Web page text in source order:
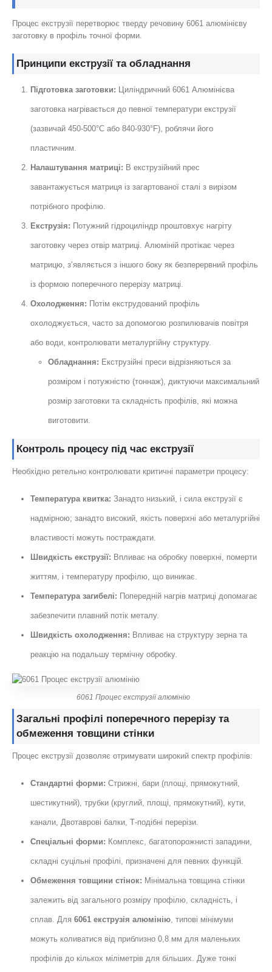
Процес екструзії перетворює тверду речовину 6061 алюмінієву
заготовку в профіль точної форми.
Принципи екструзії та обладнання
Підготовка заготовки: Циліндричний 6061 Алюмінієва
заготовка нагрівається до певної температури екструзії
(зазвичай 450-500°C або 840-930°F), роблячи його
пластичним.
Налаштування матриці: В екструзійний прес
завантажується матриця із загартованої сталі з вирізом
потрібного профілю.
Екструзія: Потужний гідроциліндр проштовхує нагріту
заготовку через отвір матриці. Алюміній протікає через
матрицю, з’являється з іншого боку як безперервний профіль
із формою поперечного перерізу матриці.
Охолодження: Потім екструдований профіль
охолоджується, часто за допомогою розпилювачів повітря
або води, контролювати металургійну структуру.
Обладнання: Екструзійні преси відрізняються за
розміром і потужністю (тоннаж), диктуючи максимальний
розмір заготовки та складність профілів, які можна
виготовити.
Контроль процесу під час екструзії
Необхідно ретельно контролювати критичні параметри процесу:
Температура квитка: Занадто низький, і сила екструзії є
надмірною; занадто високий, якість поверхні або металургійні
властивості можуть постраждати.
Швидкість екструзії: Впливає на обробку поверхні, померти
життям, і температуру профілю, що виникає.
Температура загибелі: Попередній нагрів матриці допомагає
забезпечити плавний потік металу.
Швидкість охолодження: Впливає на структуру зерна та
реакцію на подальшу термічну обробку.
6061 Процес екструзії алюмінію
Загальні профілі поперечного перерізу та
обмеження товщини стінки
Процес екструзії дозволяє отримувати широкий спектр профілів:
Стандартні форми: Стрижні, бари (площі, прямокутний,
шестикутний), трубки (круглий, площі, прямокутний), кути,
канали, Двотаврові балки, Т-подібні перерізи.
Спеціальні форми: Комплекс, багатопорожнисті западини,
складні суцільні профілі, призначені для певних функцій.
Обмеження товщини стінок: Мінімальна товщина стінки
залежить від загального розміру профілю, складність, і
сплав. Для 6061 екструзія алюмінію, типові мінімуми
можуть коливатися від приблизно 0,8 мм для маленьких
профілів до кількох міліметрів для більших. Дуже тонкі